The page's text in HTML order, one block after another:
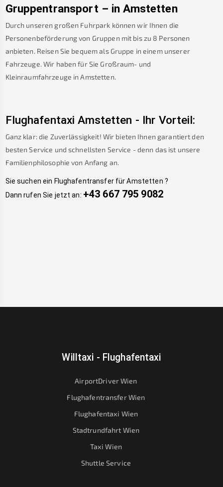
Gruppentransport – in Amstetten
Durch unseren großen Fuhrpark können wir Ihnen die
Personenbeförderung von Gruppen mit bis zu 8 Personen
anbieten. Reisen Sie bequem als Gruppe in einem unserer
Fahrzeuge. Wir haben für Sie Großraum- und
Kleinraumfahrzeuge in Amstetten.
Flughafentaxi Amstetten - Ihr Vorteil:
Ganz klar: die Zuverlässigkeit! Wir bieten Ihnen garantiert den
besten Service und schnellsten Service - denn das ist unsere
Familienphilosophie von Anfang an.
Sie suchen ein Flughafentransfer für Amstetten ?
Dann rufen Sie jetzt an: +43 667 795 9082
Willtaxi - Flughafentaxi
AirportDriver Wien
Flughafentransfer Wien
Flughafentaxi Wien
Stadtrundfahrt Wien
Taxi Wien
Shuttle Service